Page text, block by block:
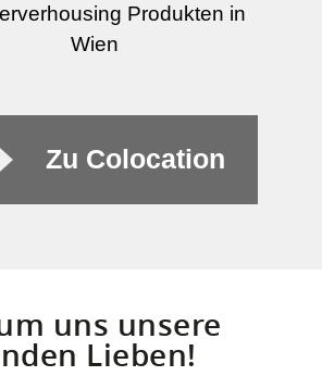
Produkten in
Wien
Zu Colocation
uns unsere
Lieben!